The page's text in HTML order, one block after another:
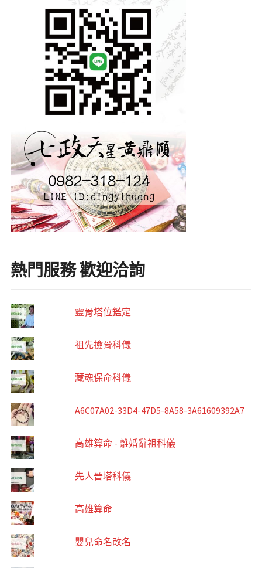
熱門服務 歡迎洽詢
靈骨塔位鑑定
祖先撿骨科儀
藏魂保命科儀
A6C07A02-33D4-47D5-8A58-3A61609392A7
高雄算命 - 離婚辭袓科儀
先人晉塔科儀
高雄算命
嬰兒命名改名